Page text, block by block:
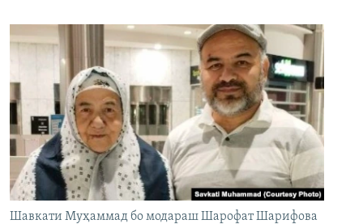
Шавкати Муҳаммад бо модараш Шарофат Шарифова